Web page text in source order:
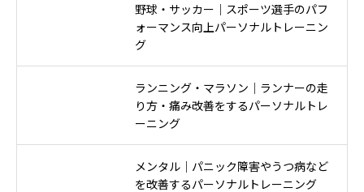
野球・サッカー｜スポーツ選手のパフ
ォーマンス向上パーソナルトレーニン
グ
ランニング・マラソン｜ランナーの走
り方・痛み改善をするパーソナルトレ
ーニング
メンタル｜パニック障害やうつ病など
を改善するパーソナルトレーニング